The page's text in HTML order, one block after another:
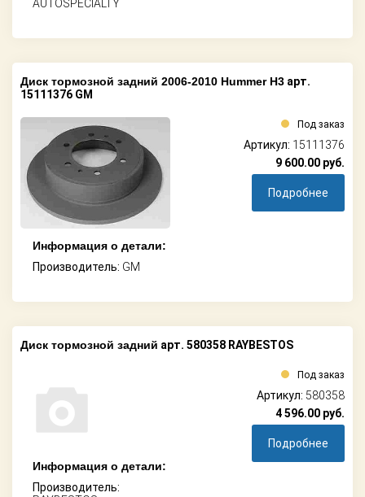
Диск тормозной задний 2006-2010 Hummer H3 арт.
15111376 GM
Информация о детали:
Производитель: GM
Под заказ
Артикул: 15111376
9 600.00 руб.
Подробнее
Диск тормозной задний арт. 580358 RAYBESTOS
Информация о детали:
Производитель:
Под заказ
Артикул: 580358
4 596.00 руб.
Подробнее
AUTOSPECIALTY